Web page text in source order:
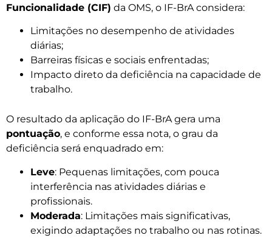
Funcionalidade (CIF) da OMS, o IF-BrA considera:
Limitações no desempenho de atividades
diárias;
Barreiras físicas e sociais enfrentadas;
Impacto direto da deficiência na capacidade de
trabalho.
O resultado da aplicação do IF-BrA gera uma
pontuação, e conforme essa nota, o grau da
deficiência será enquadrado em:
Leve: Pequenas limitações, com pouca
interferência nas atividades diárias e
profissionais.
Moderada: Limitações mais significativas,
exigindo adaptações no trabalho ou nas rotinas.